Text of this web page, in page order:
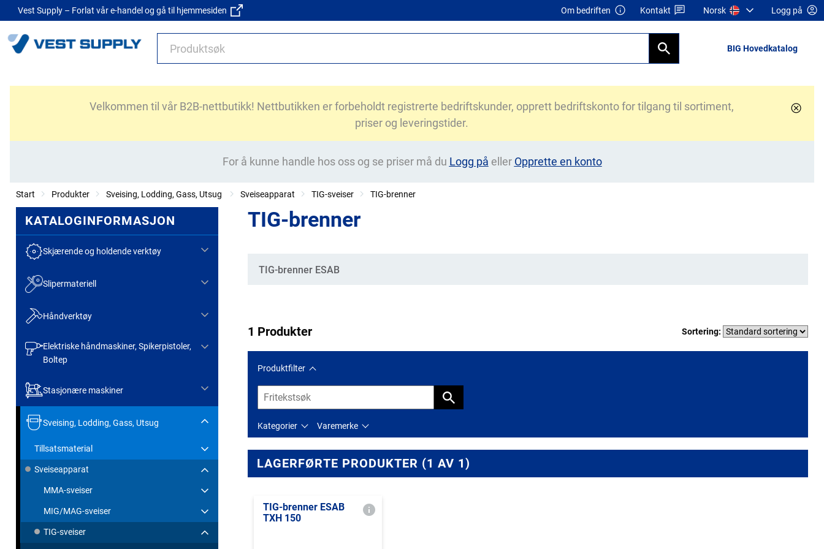
Vest Supply – Forlat vår e-handel og gå til hjemmesiden Om bedriften Kontakt Norsk Logg på
BIG Hovedkatalog
Velkommen til vår B2B-nettbutikk! Nettbutikken er forbeholdt registrerte bedriftskunder, opprett bedriftskonto for tilgang til sortiment,
priser og leveringstider.
For å kunne handle hos oss og se priser må du Logg på eller Opprette en konto
Start Produkter Sveising, Lodding, Gass, Utsug Sveiseapparat TIG-sveiser TIG-brenner
KATALOGINFORMASJON
Skjærende og holdende verktøy
Slipermateriell
Håndverktøy
Elektriske håndmaskiner, Spikerpistoler,
Boltep
Stasjonære maskiner
Sveising, Lodding, Gass, Utsug
Tillsatsmaterial
Sveiseapparat
MMA-sveiser
MIG/MAG-sveiser
TIG-sveiser
TIG-brenner
Kategorier
TIG-brenner ESAB
1 Produkter Sortering:
Produktfilter
Kategorier Varemerke
LAGERFØRTE PRODUKTER (1 AV 1)
TIG-brenner ESAB
TXH 150